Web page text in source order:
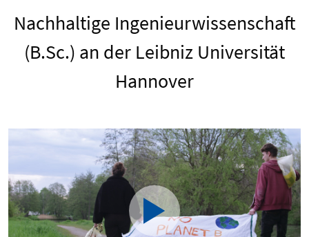
Nachhaltige Ingenieurwissenschaft
(B.Sc.) an der Leibniz Universität
Hannover